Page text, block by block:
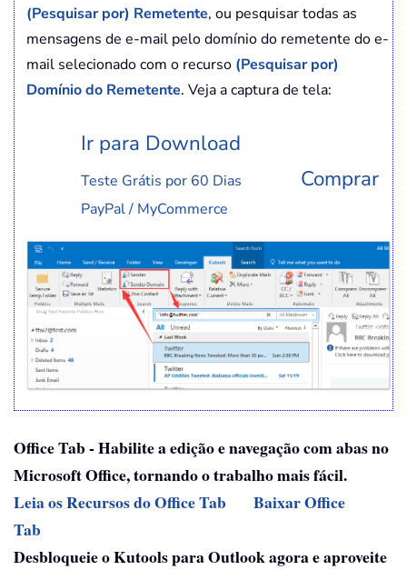
(Pesquisar por) Remetente, ou pesquisar todas as
mensagens de e-mail pelo domínio do remetente do e-
mail selecionado com o recurso (Pesquisar por)
Domínio do Remetente. Veja a captura de tela:
Ir para Download
Teste Grátis por 60 Dias Comprar
PayPal / MyCommerce
Office Tab - Habilite a edição e navegação com abas no
Microsoft Office, tornando o trabalho mais fácil.
Leia os Recursos do Office Tab
Baixar Office
Tab
Desbloqueie o Kutools para Outlook agora e aproveite